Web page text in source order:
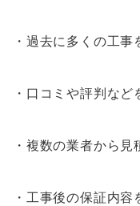
・過去に多くの工
・口コミや評判な
・複数の業者から
・工事後の保証内容